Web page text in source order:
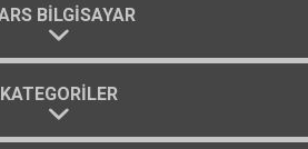
BILGISAYAR
KATEGORILER